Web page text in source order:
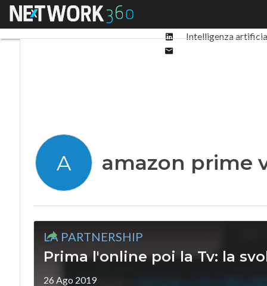
Menu
Linkedin
Intelligenza
A amazon prime
LA PARTNERSHIP
Prima l'online poi la Tv: la
26 Ago 2019